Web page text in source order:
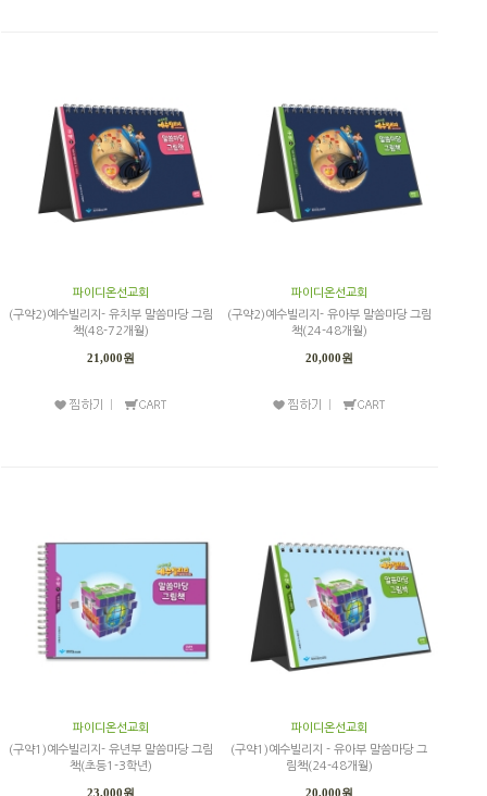
파이디온선교회
(구약2)예수빌리지- 유치부 말씀마당 그림
책(48-72개월)
21,000원
파이디온선교회
(구약2)예수빌리지- 유아부 말씀마당 그림
책(24-48개월)
20,000원
파이디온선교회
(구약1)예수빌리지- 유년부 말씀마당 그림
책(초등1-3학년)
23,000원
파이디온선교회
(구약1)예수빌리지 - 유아부 말씀마당 그
림책(24-48개월)
20,000원